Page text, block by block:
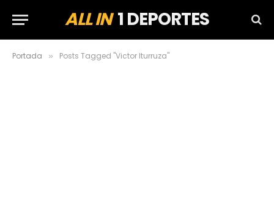
ALL IN1 DEPORTES
Portada » Posts Tagged "Victor Iturruza"